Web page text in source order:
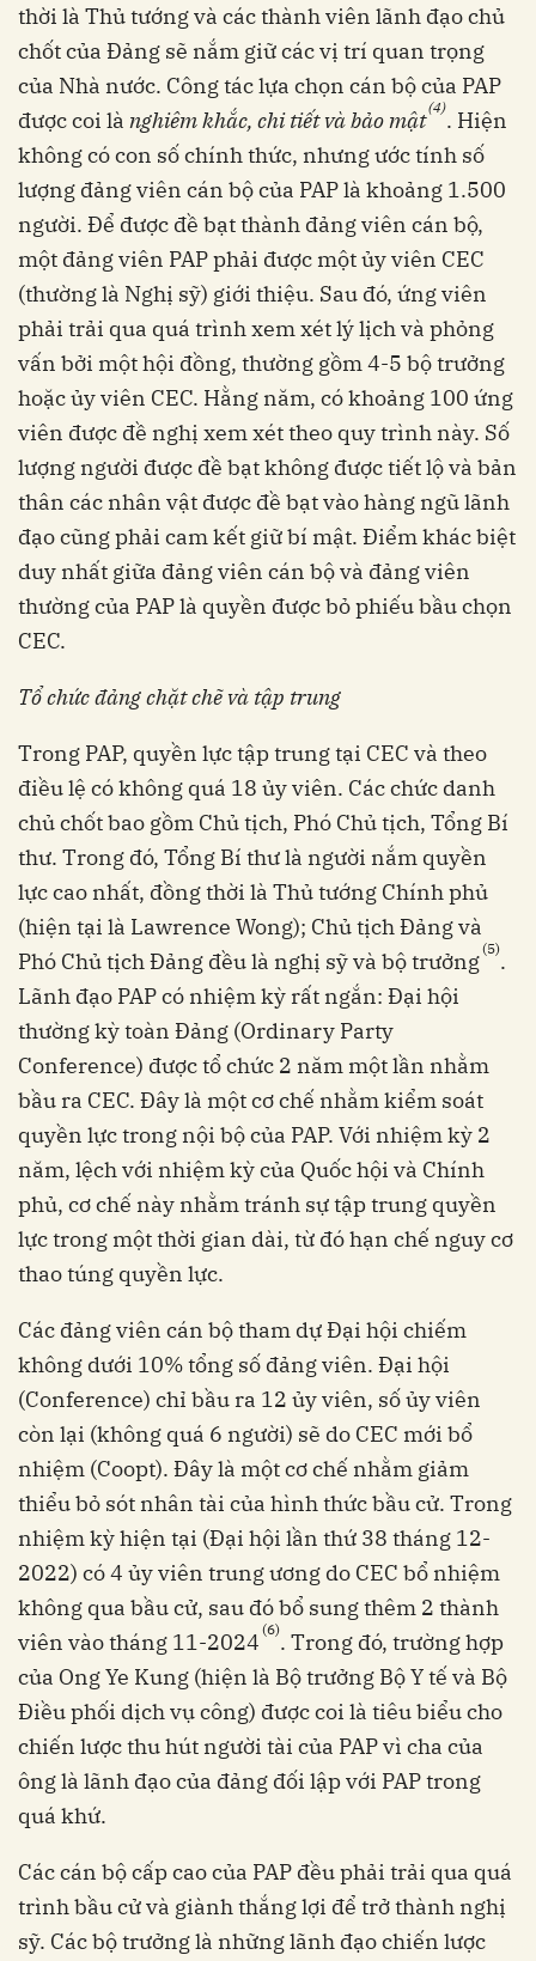
thời là Thủ tướng và các thành viên lãnh đạo chủ
chốt của Đảng sẽ nắm giữ các vị trí quan trọng
của Nhà nước. Công tác lựa chọn cán bộ của PAP
được coi là nghiêm khắc, chi tiết và bảo mật(4). Hiện
không có con số chính thức, nhưng ước tính số
lượng đảng viên cán bộ của PAP là khoảng 1.500
người. Để được đề bạt thành đảng viên cán bộ,
một đảng viên PAP phải được một ủy viên CEC
(thường là Nghị sỹ) giới thiệu. Sau đó, ứng viên
phải trải qua quá trình xem xét lý lịch và phỏng
vấn bởi một hội đồng, thường gồm 4-5 bộ trưởng
hoặc ủy viên CEC. Hằng năm, có khoảng 100 ứng
viên được đề nghị xem xét theo quy trình này. Số
lượng người được đề bạt không được tiết lộ và bản
thân các nhân vật được đề bạt vào hàng ngũ lãnh
đạo cũng phải cam kết giữ bí mật. Điểm khác biệt
duy nhất giữa đảng viên cán bộ và đảng viên
thường của PAP là quyền được bỏ phiếu bầu chọn
CEC.
Tổ chức đảng chặt chẽ và tập trung
Trong PAP, quyền lực tập trung tại CEC và theo
điều lệ có không quá 18 ủy viên. Các chức danh
chủ chốt bao gồm Chủ tịch, Phó Chủ tịch, Tổng Bí
thư. Trong đó, Tổng Bí thư là người nắm quyền
lực cao nhất, đồng thời là Thủ tướng Chính phủ
(hiện tại là Lawrence Wong); Chủ tịch Đảng và
Phó Chủ tịch Đảng đều là nghị sỹ và bộ trưởng(5).
Lãnh đạo PAP có nhiệm kỳ rất ngắn: Đại hội
thường kỳ toàn Đảng (Ordinary Party
Conference) được tổ chức 2 năm một lần nhằm
bầu ra CEC. Đây là một cơ chế nhằm kiểm soát
quyền lực trong nội bộ của PAP. Với nhiệm kỳ 2
năm, lệch với nhiệm kỳ của Quốc hội và Chính
phủ, cơ chế này nhằm tránh sự tập trung quyền
lực trong một thời gian dài, từ đó hạn chế nguy cơ
thao túng quyền lực.
Các đảng viên cán bộ tham dự Đại hội chiếm
không dưới 10% tổng số đảng viên. Đại hội
(Conference) chỉ bầu ra 12 ủy viên, số ủy viên
còn lại (không quá 6 người) sẽ do CEC mới bổ
nhiệm (Coopt). Đây là một cơ chế nhằm giảm
thiểu bỏ sót nhân tài của hình thức bầu cử. Trong
nhiệm kỳ hiện tại (Đại hội lần thứ 38 tháng 12-
2022) có 4 ủy viên trung ương do CEC bổ nhiệm
không qua bầu cử, sau đó bổ sung thêm 2 thành
viên vào tháng 11-2024 (6). Trong đó, trường hợp
của Ong Ye Kung (hiện là Bộ trưởng Bộ Y tế và Bộ
Điều phối dịch vụ công) được coi là tiêu biểu cho
chiến lược thu hút người tài của PAP vì cha của
ông là lãnh đạo của đảng đối lập với PAP trong
quá khứ.
Các cán bộ cấp cao của PAP đều phải trải qua quá
trình bầu cử và giành thắng lợi để trở thành nghị
sỹ. Các bộ trưởng là những lãnh đạo chiến lược